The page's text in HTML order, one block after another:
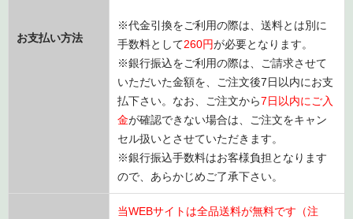
お支払い方法
※代金引換をご利用の際は、送料とは別に
手数料として260円が必要となります。
※銀行振込をご利用の際は、ご請求させて
いただいた金額を、ご注文後7日以内にお支
払下さい。なお、ご注文から7日以内にご入
金が確認できない場合は、ご注文をキャン
セル扱いとさせていただきます。
※銀行振込手数料はお客様負担となります
ので、あらかじめご了承下さい。
当WEBサイトは全品送料が無料です（注